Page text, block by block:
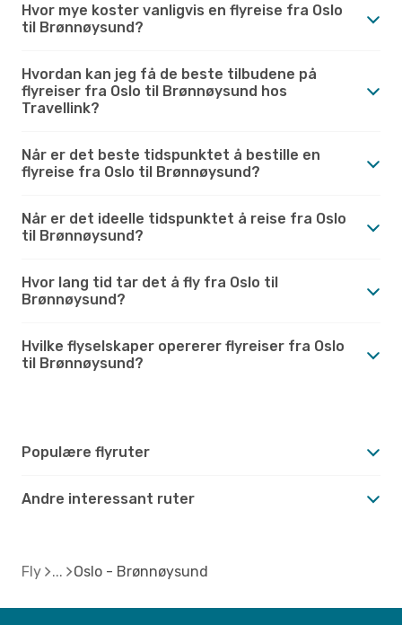
Hvor mye koster vanligvis en flyreise fra Oslo
til Brønnøysund?
Hvordan kan jeg få de beste tilbudene på
flyreiser fra Oslo til Brønnøysund hos
Travellink?
Når er det beste tidspunktet å bestille en
flyreise fra Oslo til Brønnøysund?
Når er det ideelle tidspunktet å reise fra Oslo
til Brønnøysund?
Hvor lang tid tar det å fly fra Oslo til
Brønnøysund?
Hvilke flyselskaper opererer flyreiser fra Oslo
til Brønnøysund?
Populære flyruter
Andre interessant ruter
Fly Oslo - Brønnøysund